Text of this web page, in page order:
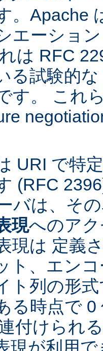
。Apache
エーショ
は RFC
る試験的
す。 これ
URI で特
(RFC
バは、そ
現へのア
現は 定義
ト、エン
ト列の形
る時点で
付けられ
現が利用